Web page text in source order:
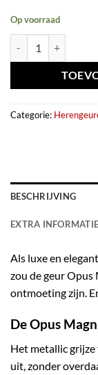
Op voorraad
Categorie:
BESCHRIJVING
EXTRA INFORMATIE
Als luxe en
zou de geur Opus
ontmoeting zijn.
De Opus
Het metallic
uit, zonder